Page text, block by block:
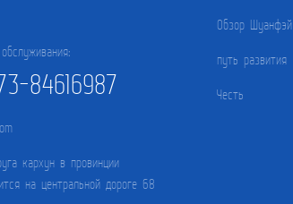
84616987
кархун в провинции
на центральной дороге 68
Обзор Шуанфэй
путь развития
Честь